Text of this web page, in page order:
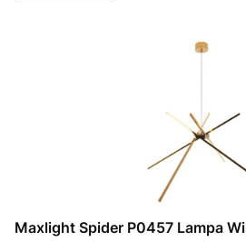
Maxlight Spider P0457 Lampa